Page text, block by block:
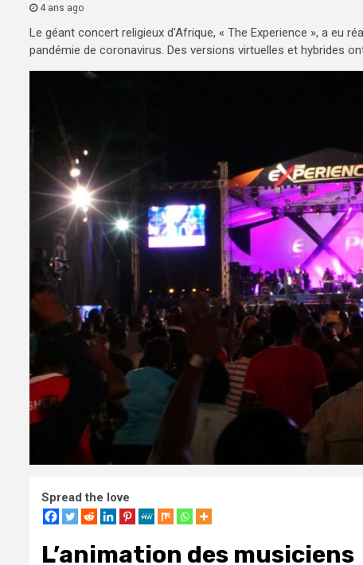
4 ans ago
Le géant concert religieux d'Afrique, « The Experience », a eu
pandémie de coronavirus. Des versions virtuelles et hybrides
Spread the love
L’animation des musiciens